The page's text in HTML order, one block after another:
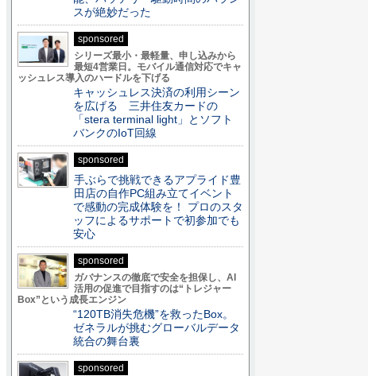
スが絶妙だった
sponsored
シリーズ最小・最軽量、申し込みから
最短4営業日。モバイル通信対応でキャ
ッシュレス導入のハードルを下げる
キャッシュレス決済の利用シーン
を広げる 三井住友カードの
「stera terminal light」とソフト
バンクのIoT回線
sponsored
手ぶらで挑戦できるアプライド豊
田店の自作PC組み立てイベント
で感動の完成体験を！ プロのスタ
ッフによるサポートで初参加でも
安心
sponsored
ガバナンスの徹底で安全を担保し、AI
活用の促進で目指すのは“トレジャー
Box”という成長エンジン
“120TB消失危機”を救ったBox。
ゼネラルが挑むグローバルデータ
統合の舞台裏
sponsored